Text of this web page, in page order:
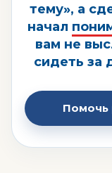
тему», а
начал
вам не
сидеть за
Помочь